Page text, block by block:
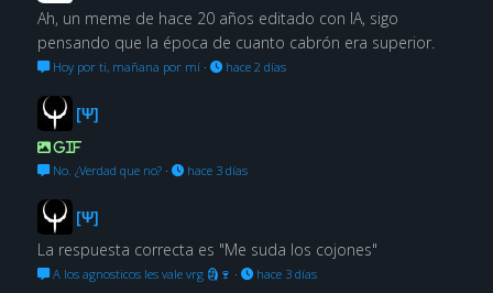
Ah, un meme de hace 20 años editado con IA, sigo
pensando que la época de cuanto cabrón era superior.
Hoy por ti, mañana por mí· hace 2 días
[Ψ]
GIF
No. ¿Verdad que no?· hace 3 días
[Ψ]
La respuesta correcta es "Me suda los cojones"
A los agnosticos les vale vrg 🗿🍷 · hace 3 días